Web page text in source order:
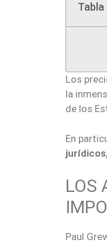
Los
la
de los
En
LOS
Paul